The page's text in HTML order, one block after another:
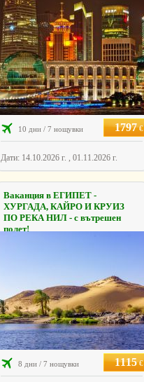
10 дни / 7 нощувки 1797€
Дати: 14.10.2026 г. , 01.11.2026 г.
Ваканция в ЕГИПЕТ -
ХУРГАДА, КАЙРО И КРУИЗ
ПО РЕКА НИЛ - с вътрешен
полет!
8 дни / 7 нощувки 1115€